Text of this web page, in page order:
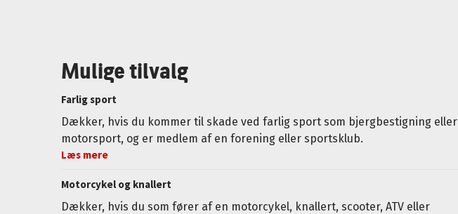
Mulige tilvalg
Farlig sport
Dækker, hvis du kommer til skade ved farlig sport som bjergbestigning eller
motorsport, og er medlem af en forening eller sportsklub.
Læs mere
Motorcykel og knallert
Dækker, hvis du som fører af en motorcykel, knallert, scooter, ATV eller